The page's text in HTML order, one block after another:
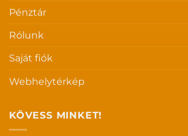
Pénztár
Rólunk
Saját fiók
Webhelytérkép
KÖVESS MINKET!